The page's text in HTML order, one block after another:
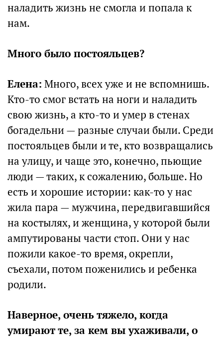
наладить жизнь не смогла и попала к
нам.
Много было постояльцев?
Елена: Много, всех уже и не вспомнишь.
Кто-то смог встать на ноги и наладить
свою жизнь, а кто-то и умер в стенах
богадельни — разные случаи были. Среди
постояльцев были и те, кто возвращались
на улицу, и чаще это, конечно, пьющие
люди — таких, к сожалению, больше. Но
есть и хорошие истории: как-то у нас
жила пара — мужчина, передвигавшийся
на костылях, и женщина, у которой были
ампутированы части стоп. Они у нас
пожили какое-то время, окрепли,
съехали, потом поженились и ребенка
родили.
Наверное, очень тяжело, когда
умирают те, за кем вы ухаживали, о